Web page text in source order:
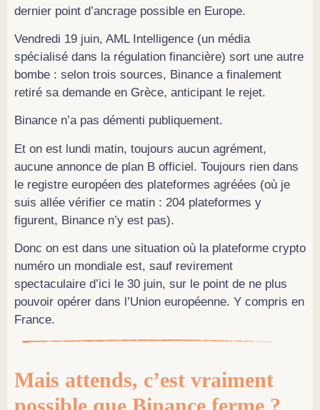
dernier point d’ancrage possible en Europe.
Vendredi 19 juin, AML Intelligence (un média
spécialisé dans la régulation financière) sort une autre
bombe : selon trois sources, Binance a finalement
retiré sa demande en Grèce, anticipant le rejet.
Binance n’a pas démenti publiquement.
Et on est lundi matin, toujours aucun agrément,
aucune annonce de plan B officiel. Toujours rien dans
le registre européen des plateformes agréées (où je
suis allée vérifier ce matin : 204 plateformes y
figurent, Binance n’y est pas).
Donc on est dans une situation où la plateforme crypto
numéro un mondiale est, sauf revirement
spectaculaire d’ici le 30 juin, sur le point de ne plus
pouvoir opérer dans l’Union européenne. Y compris en
France.
Mais attends, c’est vraiment